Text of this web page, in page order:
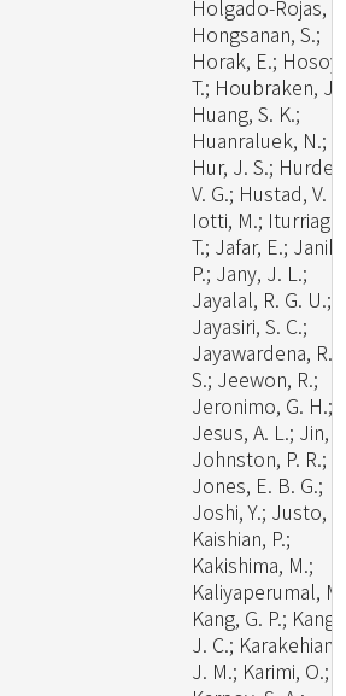
Holgado-Rojas,
Hongsanan, S.;
Horak, E.;
T.; Houbraken, J.;
Huang, S. K.;
Huanraluek, N.;
Hur, J. S.;
V. G.; Hustad, V.
Iotti, M.; Iturriaga,
T.; Jafar, E.; Janik,
P.; Jany, J. L.;
Jayalal, R. G. U.;
Jayasiri, S. C.;
Jayawardena, R.
S.; Jeewon, R.;
Jeronimo, G. H.;
Jesus, A. L.; Jin,
Johnston, P. R.;
Jones, E. B. G.;
Joshi, Y.; Justo,
Kaishian, P.;
Kakishima, M.;
Kaliyaperumal,
Kang, G. P.; Kang,
J. C.; Karakehian,
J. M.; Karimi, O.;